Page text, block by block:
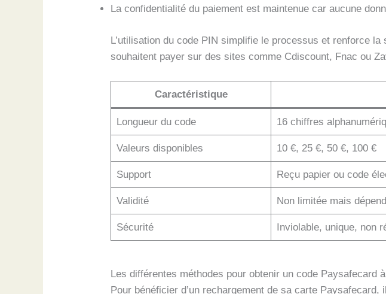
La confidentialité du paiement est maintenue car aucune
L’utilisation du code PIN simplifie le processus et renforce
souhaitent payer sur des sites comme Cdiscount, Fnac ou
Caractéristique
Longueur du code 16 chiffres
Valeurs disponibles 10 €, 25 €, 50 €, 100 €
Support Reçu papier ou code
Validité Non limitée mais
Sécurité Inviolable, unique, non
Les différentes méthodes pour obtenir un code Paysafecard
Pour bénéficier d’un rechargement de sa carte